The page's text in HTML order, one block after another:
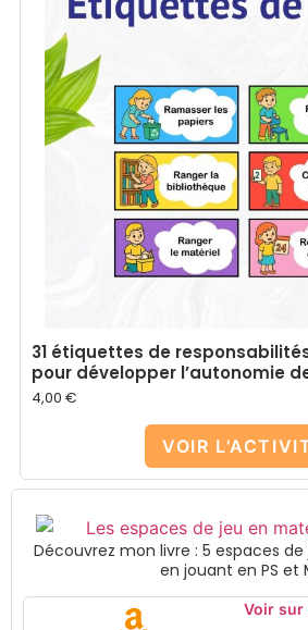
31 étiquettes de
pour développer l’autonomie
4,00 €
VOIR
Découvrez mon livre : 5 espaces
en jouant en PS et
Voir sur